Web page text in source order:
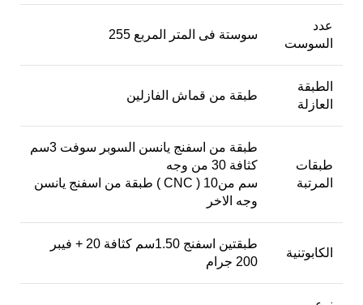
255 سوستة فى المتر المربع
عدد
السوست
طبقة من قماش الفازلين
الطبقة
العازلة
طبقة من اسفنج يانسن السوبر سوفت 3سم
كثافة 30 من وجه
طبقة من اسفنج يانسن ( CNC ) 10سم من
وجه الاخر
طبقات
المرتبة
طبقتين اسفنج 1.50سم كثافة 20 + فيبر
200 جرام
الكابوتنية